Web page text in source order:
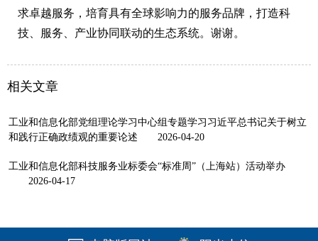
求卓越服务，培育具有全球影响力的服务品牌，打造科
技、服务、产业协同联动的生态系统。谢谢。
相关文章
工业和信息化部党组理论学习中心组专题学习习近平总书记关于树立
和践行正确政绩观的重要论述
2026-04-20
工业和信息化部科技服务业标委会“标准周”（上海站）活动举办
2026-04-17